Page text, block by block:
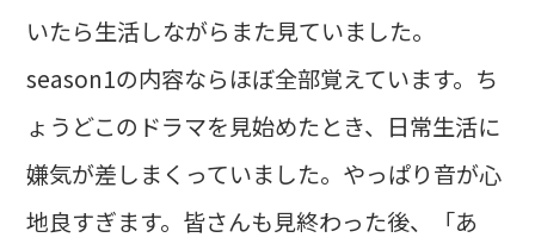
いたら生活しながらまた見ていました。
season1の内容ならほぼ全部覚えています。ち
ょうどこのドラマを見始めたとき、日常生活に
嫌気が差しまくっていました。やっぱり音が心
地良すぎます。皆さんも見終わった後、「あ